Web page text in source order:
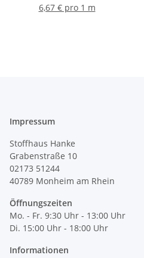
6,67 € pro 1 m
Impressum
Stoffhaus Hanke
Grabenstraße 10
02173 51244
40789 Monheim am Rhein
Öffnungszeiten
Mo. - Fr. 9:30 Uhr - 13:00 Uhr
Di. 15:00 Uhr - 18:00 Uhr
Informationen